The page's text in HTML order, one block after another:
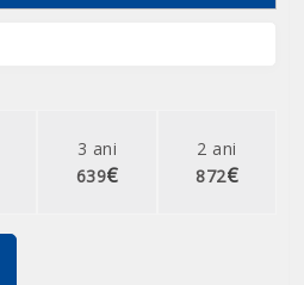
3 ani
639€
2 ani
872€